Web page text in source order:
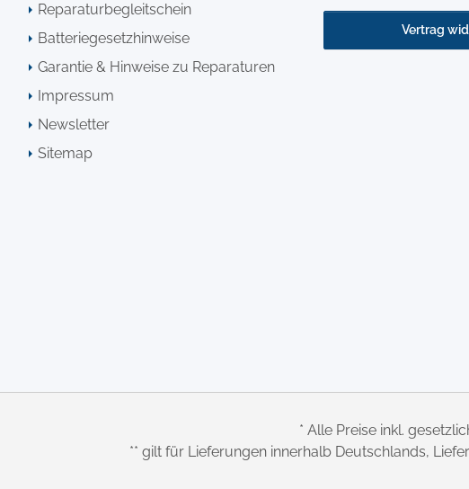
Reparaturbegleitschein
Batteriegesetzhinweise
Garantie & Hinweise zu Reparaturen
Impressum
Newsletter
Sitemap
Vertrag
* Alle Preise inkl.
** gilt für Lieferungen innerhalb Deutschlands,